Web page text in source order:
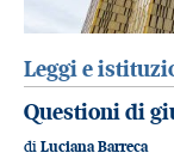
Leggi e
Questioni di
di Luciana Barreca